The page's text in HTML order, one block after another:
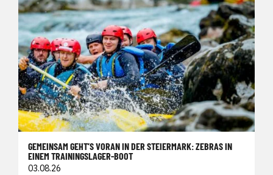
GEMEINSAM GEHT’S VORAN IN DER STEIERMARK: ZEBRAS IN
EINEM TRAININGSLAGER-BOOT
03.08.26